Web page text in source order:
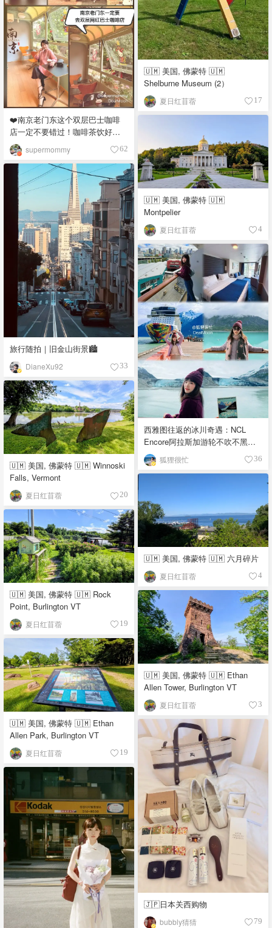
🇺🇲 美国, 佛蒙特 🇺🇲
Shelburne Museum (2）
夏日红苜蓿 17
❤️南京老门东这个双层巴士咖啡
店一定不要错过！咖啡茶饮好喝/
巴士超级出片❤️
supermommy 62
🇺🇲 美国, 佛蒙特 🇺🇲
Montpelier
夏日红苜蓿 4
旅行随拍｜旧金山街景🏙️
DianeXu92 33
西雅图往返的冰川奇遇：NCL
Encore阿拉斯加游轮不吹不黑深
度测评狐狸很忙 36
🇺🇲 美国, 佛蒙特 🇺🇲 Winnoski
Falls, Vermont
夏日红苜蓿 20
🇺🇲 美国, 佛蒙特 🇺🇲 六月碎片
夏日红苜蓿 4
🇺🇲 美国, 佛蒙特 🇺🇲 Rock
Point, Burlington VT
夏日红苜蓿 19
🇺🇲 美国, 佛蒙特 🇺🇲 Ethan
Allen Tower, Burlington VT
夏日红苜蓿 3
🇺🇲 美国, 佛蒙特 🇺🇲 Ethan
Allen Park, Burlington VT
夏日红苜蓿 19
🇯🇵日本关西购物
bubbly猜猜 79